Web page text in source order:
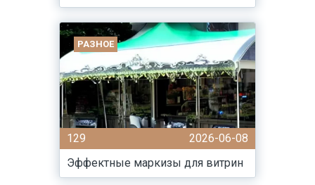
РАЗНОЕ
129
2026-06-08
Эффектные маркизы для витрин